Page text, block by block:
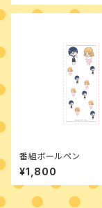
番組ボールペン
¥1,800